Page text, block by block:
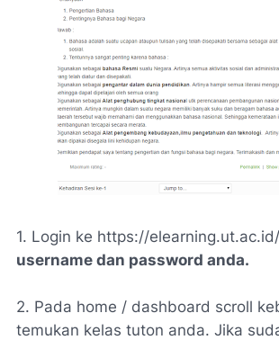
1. Login ke https://
username dan password anda.
2. Pada home / dashboard scroll
temukan kelas tuton anda. Jika